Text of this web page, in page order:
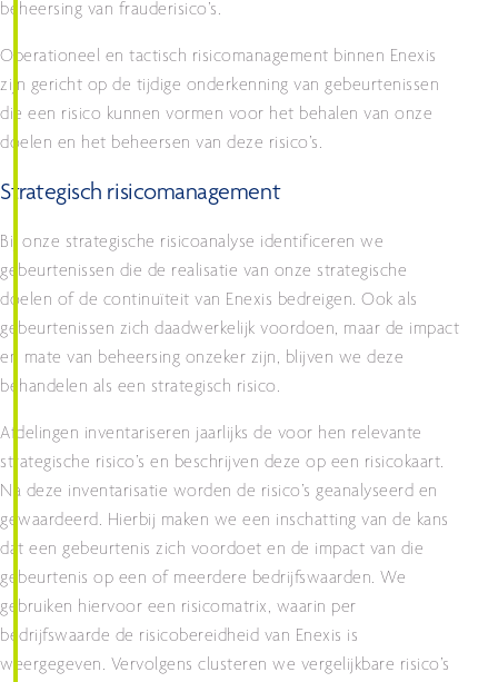
beheersing van frauderisico’s.
Operationeel en tactisch risicomanagement binnen Enexis
zijn gericht op de tijdige onderkenning van gebeurtenissen
die een risico kunnen vormen voor het behalen van onze
doelen en het beheersen van deze risico’s.
Strategisch risicomanagement
Bij onze strategische risicoanalyse identificeren we
gebeurtenissen die de realisatie van onze strategische
doelen of de continuïteit van Enexis bedreigen. Ook als
gebeurtenissen zich daadwerkelijk voordoen, maar de impact
en mate van beheersing onzeker zijn, blijven we deze
behandelen als een strategisch risico.
Afdelingen inventariseren jaarlijks de voor hen relevante
strategische risico’s en beschrijven deze op een risicokaart.
Na deze inventarisatie worden de risico’s geanalyseerd en
gewaardeerd. Hierbij maken we een inschatting van de kans
dat een gebeurtenis zich voordoet en de impact van die
gebeurtenis op een of meerdere bedrijfswaarden. We
gebruiken hiervoor een risicomatrix, waarin per
bedrijfswaarde de risicobereidheid van Enexis is
weergegeven. Vervolgens clusteren we vergelijkbare risico’s